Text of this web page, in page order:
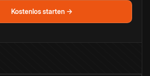
Kostenlos starten →